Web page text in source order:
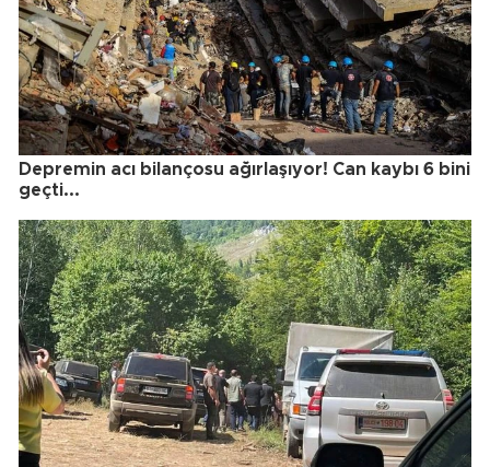
Depremin acı bilançosu ağırlaşıyor! Can kaybı 6 bini
geçti...